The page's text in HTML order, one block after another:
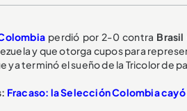
perdió por 2-0 contra Brasil
y que otorga cupos para
ya terminó el sueño de la Tricolor de
Fracaso: la Selección Colombia